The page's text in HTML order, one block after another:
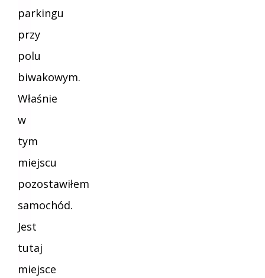
parkingu
przy
polu
biwakowym.
Właśnie
w
tym
miejscu
pozostawiłem
samochód.
Jest
tutaj
miejsce